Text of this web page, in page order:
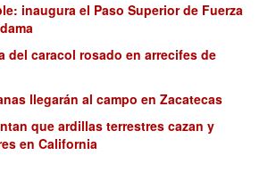
inaugura el Paso Superior de Fuerza
del caracol rosado en arrecifes de
llegarán al campo en Zacatecas
que ardillas terrestres cazan y
en California